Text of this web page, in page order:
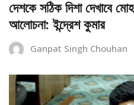
দেশকে সঠিক দিশা দেখাবে
আলোচনা: ইন্দ্রেশ কুমার
Ganpat Singh Chouhan